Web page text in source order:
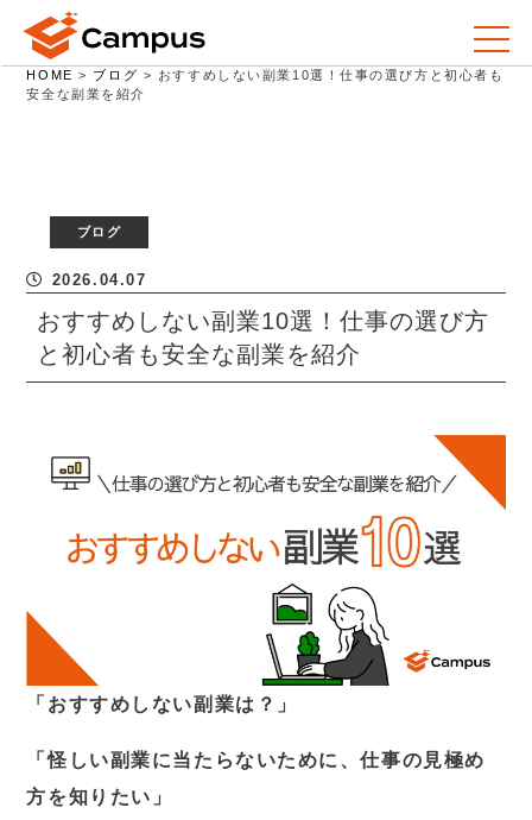
HOME > ブログ > おすすめしない副業10選！仕事の選び方と初心者も
安全な副業を紹介
ブログ
2026.04.07
おすすめしない副業10選！仕事の選び方
と初心者も安全な副業を紹介
「おすすめしない副業は？」
「怪しい副業に当たらないために、仕事の見極め
方を知りたい」